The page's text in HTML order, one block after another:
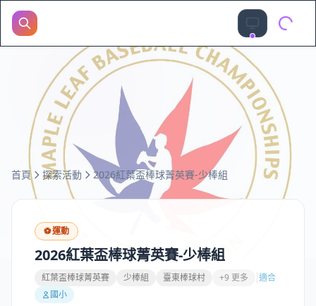
首頁 探索活動 2026紅葉盃棒球菁英賽-少棒組
⚽運動
2026紅葉盃棒球菁英賽-少棒組
紅葉盃棒球菁英賽 少棒組 臺東棒球村 +9 更多
適合
國小